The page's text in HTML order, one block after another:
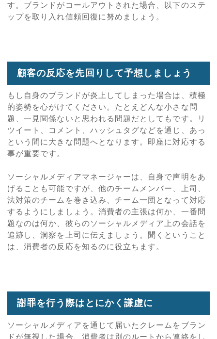
す。ブランドがコールアウトされた場合、以下のステ
ップを取り入れ信頼回復に努めましょう。
顧客の反応を先回りして予想しましょう
もし自身のブランドが炎上してしまった場合は、積極
的姿勢を心がけてください。たとえどんな小さな問
題、一見関係ないと思われる問題だとしてもです。リ
ツイート、コメント、ハッシュタグなどを通じ、あっ
という間に大きな問題へとなります。即座に対応する
事が重要です。
ソーシャルメディアマネージャーは、自身で声明をあ
げることも可能ですが、他のチームメンバー、上司、
法対策のチームを巻き込み、チーム一団となって対応
するようにしましょう。消費者の主張は何か、一番問
題なのは何か、彼らのソーシャルメディア上の会話を
追跡し、洞察を上司に伝えましょう。聞くということ
は、消費者の反応を知るのに役立ちます。
謝罪を行う際はとにかく謙虚に
ソーシャルメディアを通じて届いたクレームをブラン
ドが無視した場合、消費者は別のルートから連絡をし